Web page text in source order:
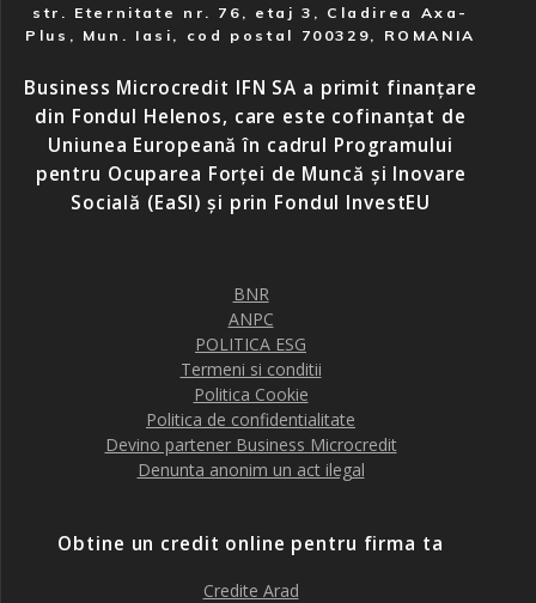
str. Eternitate nr. 76, etaj 3, Cladirea Axa-
Plus, Mun. Iasi, cod postal 700329, ROMANIA
Business Microcredit IFN SA a primit finanțare
din Fondul Helenos, care este cofinanțat de
Uniunea Europeană în cadrul Programului
pentru Ocuparea Forței de Muncă și Inovare
Socială (EaSI) și prin Fondul InvestEU
BNR
ANPC
POLITICA ESG
Termeni si conditii
Politica Cookie
Politica de confidentialitate
Devino partener Business Microcredit
Denunta anonim un act ilegal
Obtine un credit online pentru firma ta
Credite Arad